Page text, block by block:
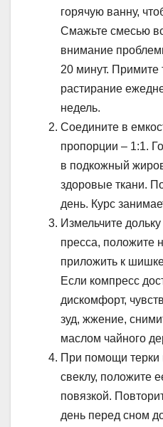
горячую ванну,
Смажьте смесью
внимание
20 минут.
растирание
недель.
Соедините в
пропорции – 1:1.
в подкожный
здоровые ткани.
день. Курс
Измельчите
пресса, положите
приложить к
Если компресс
дискомфорт,
зуд, жжение,
маслом чайного
При помощи терки
свеклу, положите
повязкой.
день перед сном